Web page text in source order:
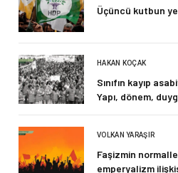
Üçüncü kutbun
HAKAN KOÇAK
Sınıfın kayıp
Yapı, dönem,
VOLKAN YARAŞIR
Faşizmin
emperyalizm